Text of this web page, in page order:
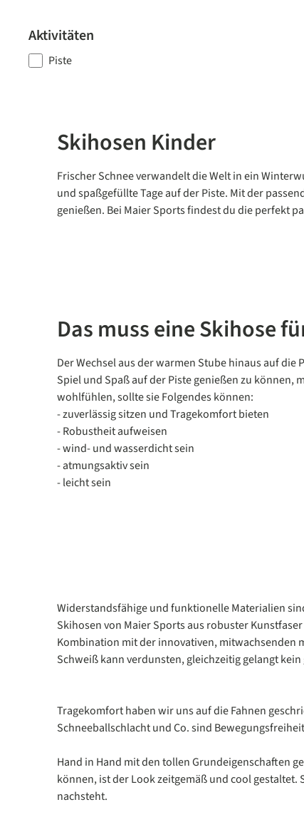
Aktivitäten
Piste
Skihosen Kinder
Frischer Schnee verwandelt die Welt in ein
und spaßgefüllte Tage auf der Piste. Mit der
genießen. Bei Maier Sports findest du die perfekt
Das muss eine Skihose
Der Wechsel aus der warmen Stube hinaus auf
Spiel und Spaß auf der Piste genießen zu können,
wohlfühlen, sollte sie Folgendes können:
- zuverlässig sitzen und Tragekomfort bieten
- Robustheit aufweisen
- wind- und wasserdicht sein
- atmungsaktiv sein
- leicht sein
Widerstandsfähige und funktionelle Materialien
Skihosen von Maier Sports aus robuster
Kombination mit der innovativen, mitwachsenden
Schweiß kann verdunsten, gleichzeitig gelangt
Tragekomfort haben wir uns auf die Fahnen
Schneeballschlacht und Co. sind
Hand in Hand mit den tollen Grundeigenschaften
können, ist der Look zeitgemäß und cool
nachsteht.